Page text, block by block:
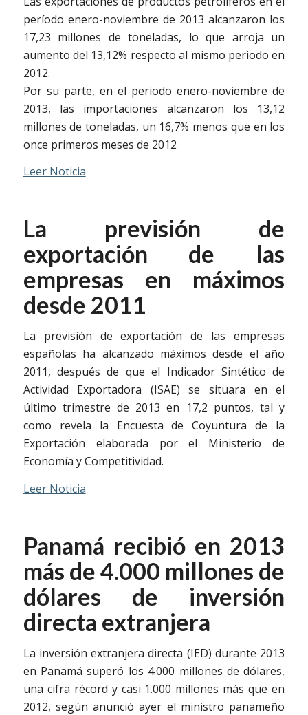
período enero-noviembre de 2013 alcanzaron los
17,23 millones de toneladas, lo que arroja un
aumento del 13,12% respecto al mismo periodo en
2012.
Por su parte, en el periodo enero-noviembre de
2013, las importaciones alcanzaron los 13,12
millones de toneladas, un 16,7% menos que en los
once primeros meses de 2012
Leer Noticia
La previsión de
exportación de las
empresas en máximos
desde 2011
La previsión de exportación de las empresas
españolas ha alcanzado máximos desde el año
2011, después de que el Indicador Sintético de
Actividad Exportadora (ISAE) se situara en el
último trimestre de 2013 en 17,2 puntos, tal y
como revela la Encuesta de Coyuntura de la
Exportación elaborada por el Ministerio de
Economía y Competitividad.
Leer Noticia
Panamá recibió en 2013
más de 4.000 millones de
dólares de inversión
directa extranjera
La inversión extranjera directa (IED) durante 2013
en Panamá superó los 4.000 millones de dólares,
una cifra récord y casi 1.000 millones más que en
2012, según anunció ayer el ministro panameño